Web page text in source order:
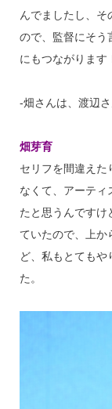
んでましたし、そ
ので、監督にそう
にもつながります
‐畑さんは、渡辺
畑芽育
セリフを間違えた
なくて、アーティ
たと思うんですけ
ていたので、上か
ど、私もとてもや
た。